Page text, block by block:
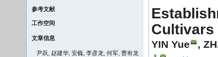
参考文献
工作空间
文章信息
尹跃, 赵建华, 安巍, 李彦龙, 何军, 曹有龙
Cultivars
YIN Yue ,